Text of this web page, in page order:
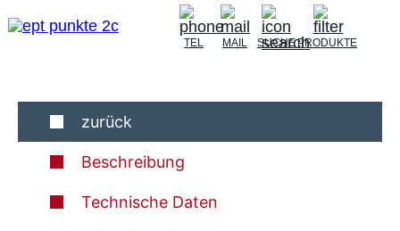
TEL MAIL SUCHEPRODUKTE
zurück
Beschreibung
Technische Daten